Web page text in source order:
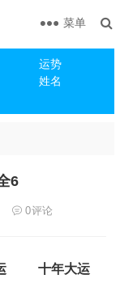
运势
姓名
菜单
6
0评论
十年大运